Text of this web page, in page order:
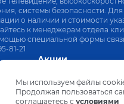
Акции
Оплата
Оборудование
системы безопасности.
о наличии и стоимости
к менеджерам отдела
специальной формы
81-21
Мы используем файлы
Продолжая пользоваться
соглашаетесь с условиями